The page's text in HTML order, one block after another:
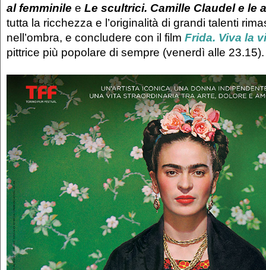
al femminile e Le scultrici. Camille Claudel e le
tutta la ricchezza e l’originalità di grandi talenti
nell’ombra, e concludere con il film Frida. Viva la
pittrice più popolare di sempre (venerdì alle